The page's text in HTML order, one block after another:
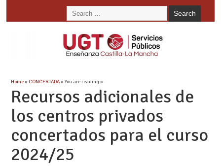
Home» CONCERTADA» You are reading »
Recursos adicionales de
los centros privados
concertados para el curso
2024/25